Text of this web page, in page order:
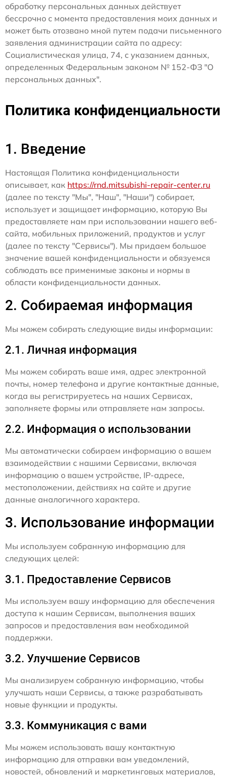
обработку персональных данных действует
бессрочно с момента предоставления моих данных и
может быть отозвано мной путем подачи письменного
заявления администрации сайта по адресу:
Социалистическая улица, 74, с указанием данных,
определенных Федеральным законом № 152-ФЗ "О
персональных данных".
Политика конфиденциальности
1. Введение
Настоящая Политика конфиденциальности
описывает, как https://rnd.mitsubishi-repair-center.ru
(далее по тексту "Мы", "Наш", "Наши") собирает,
использует и защищает информацию, которую Вы
предоставляете нам при использовании нашего веб-
сайта, мобильных приложений, продуктов и услуг
(далее по тексту "Сервисы"). Мы придаем большое
значение вашей конфиденциальности и обязуемся
соблюдать все применимые законы и нормы в
области конфиденциальности данных.
2. Собираемая информация
Мы можем собирать следующие виды информации:
2.1. Личная информация
Мы можем собирать ваше имя, адрес электронной
почты, номер телефона и другие контактные данные,
когда вы регистрируетесь на наших Сервисах,
заполняете формы или отправляете нам запросы.
2.2. Информация о использовании
Мы автоматически собираем информацию о вашем
взаимодействии с нашими Сервисами, включая
информацию о вашем устройстве, IP-адресе,
местоположении, действиях на сайте и другие
данные аналогичного характера.
3. Использование информации
Мы используем собранную информацию для
следующих целей:
3.1. Предоставление Сервисов
Мы используем вашу информацию для обеспечения
доступа к нашим Сервисам, выполнения ваших
запросов и предоставления вам необходимой
поддержки.
3.2. Улучшение Сервисов
Мы анализируем собранную информацию, чтобы
улучшать наши Сервисы, а также разрабатывать
новые функции и продукты.
3.3. Коммуникация с вами
Мы можем использовать вашу контактную
информацию для отправки вам уведомлений,
новостей, обновлений и маркетинговых материалов,